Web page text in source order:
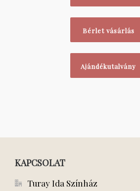
Bérlet vásárlás
Ajándékutalvány
KAPCSOLAT
Turay Ida Színház